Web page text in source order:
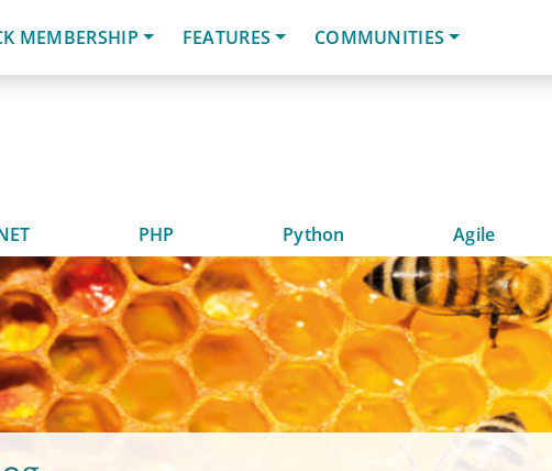
MEMBERSHIP FEATURES COMMUNITIES
PHP Python Agile